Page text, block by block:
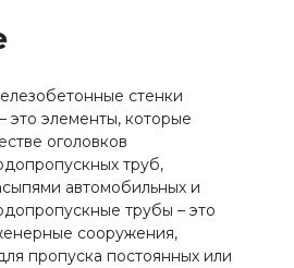
стенки
это элементы, которые
оголовков
труб,
автомобильных и
трубы – это
сооружения,
пропуска постоянных или